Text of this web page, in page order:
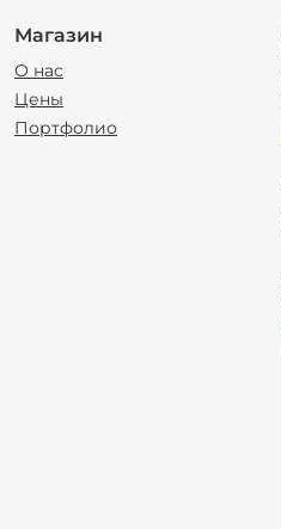
Магазин
О нас
Цены
Портфолио